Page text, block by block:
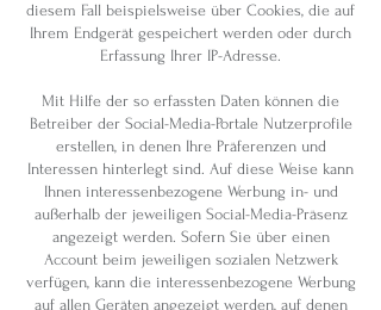
diesem Fall beispielsweise über Cookies, die auf
Ihrem Endgerät gespeichert werden oder durch
Erfassung Ihrer IP-Adresse.
Mit Hilfe der so erfassten Daten können die
Betreiber der Social-Media-Portale Nutzerprofile
erstellen, in denen Ihre Präferenzen und
Interessen hinterlegt sind. Auf diese Weise kann
Ihnen interessenbezogene Werbung in- und
außerhalb der jeweiligen Social-Media-Präsenz
angezeigt werden. Sofern Sie über einen
Account beim jeweiligen sozialen Netzwerk
verfügen, kann die interessenbezogene Werbung
auf allen Geräten angezeigt werden, auf denen